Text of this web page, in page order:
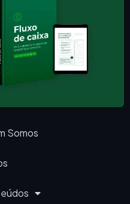
Somos